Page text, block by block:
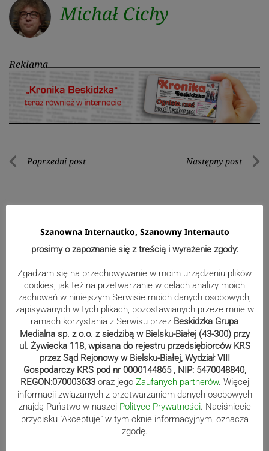
Michał Cichy
Reklama
Nawigacja
Poprzedni post Następny post
Wydarzenia
Wakacyjny szturm po dowody. W
lipcu ponad 400 osób w
zebrzydowickim urzędzie
Szanowna Internautko, Szanowny Internauto
prosimy o zapoznanie się z treścią i wyrażenie zgody:
Zgadzam się na przechowywanie w moim urządzeniu plików
cookies, jak też na przetwarzanie w celach analizy moich
zachowań w niniejszym Serwisie moich danych osobowych,
zapisywanych w tych plikach, pozostawianych przeze mnie w
ramach korzystania z Serwisu przez Beskidzka Grupa
Medialna sp. z o.o. z siedzibą w Bielsku-Białej (43-300) przy
ul. Żywiecka 118, wpisana do rejestru przedsiębiorców KRS
przez Sąd Rejonowy w Bielsku-Białej, Wydział VIII
Gospodarczy KRS pod nr 0000144865 , NIP: 5470048840,
REGON:070003633 oraz jego Zaufanych partnerów. Więcej
informacji związanych z przetwarzaniem danych osobowych
znajdą Państwo w naszej Polityce Prywatności. Naciśniecie
przycisku "Akceptuje" w tym oknie informacyjnym, oznacza
zgodę.